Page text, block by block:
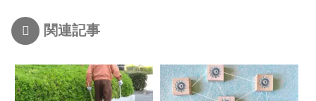
関連記事